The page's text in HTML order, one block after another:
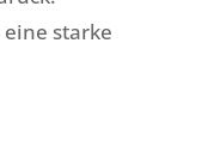
starke